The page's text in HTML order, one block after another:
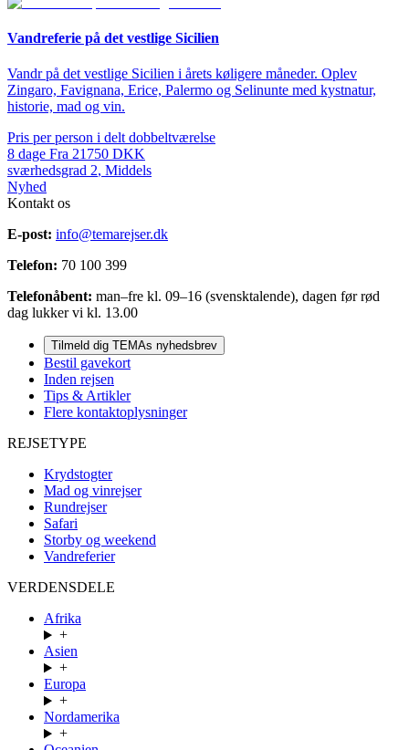
Vandreferie på det vestlige Sicilien
Vandr på det vestlige Sicilien i årets køligere måneder. Oplev
Zingaro, Favignana, Erice, Palermo og Selinunte med kystnatur,
historie, mad og vin.
Pris per person i delt dobbeltværelse
8 dage Fra 21750 DKK
sværhedsgrad 2, Middels
Nyhed
Kontakt os
E-post: info@temarejser.dk
Telefon: 70 100 399
Telefonåbent: man–fre kl. 09–16 (svensktalende), dagen før rød
dag lukker vi kl. 13.00
Tilmeld dig TEMAs nyhedsbrev
Bestil gavekort
Inden rejsen
Tips & Artikler
Flere kontaktoplysninger
REJSETYPE
Krydstogter
Mad og vinrejser
Rundrejser
Safari
Storby og weekend
Vandreferier
VERDENSDELE
Afrika
+
Asien
+
Europa
+
Nordamerika
+